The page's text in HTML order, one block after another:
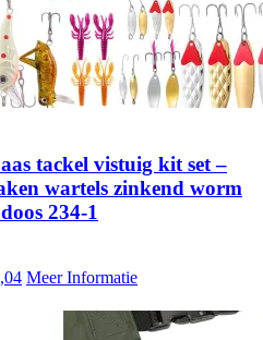
tackel vistuig kit set –
wartels zinkend worm
234-1
Meer Informatie